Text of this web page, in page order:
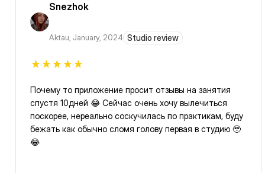
Snezhok
Aktau, January, 2024 Studio review
Почему то приложение просит отзывы на занятия
спустя 10дней 😂 Сейчас очень хочу вылечиться
поскорее, нереально соскучилась по практикам, буду
бежать как обычно сломя голову первая в студию 🥹
😂